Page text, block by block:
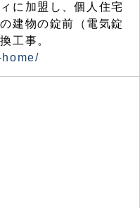
に加盟し、個人住宅
建物の錠前（電気錠
工事。